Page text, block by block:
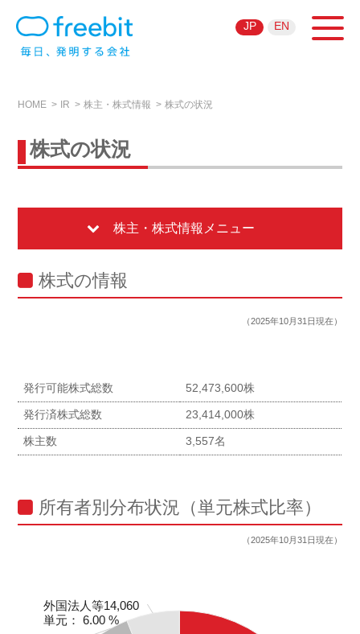
JP EN
HOME IR 株主・株式情報 株式の状況
株式の状況
株主・株式情報メニュー
株式の情報
（2025年10月31日現在）
発行可能株式総数 52,473,600株
発行済株式総数 23,414,000株
株主数 3,557名
所有者別分布状況（単元株式比率）
（2025年10月31日現在）
外国法人等14,060
単元： 6.00 %
外国法人等14,060
単元： 6.00 %